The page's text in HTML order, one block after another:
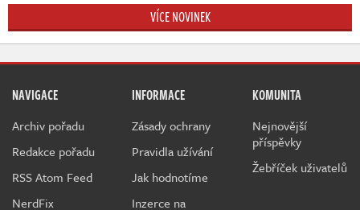
VÍCE NOVINEK
NAVIGACE
Archiv pořadu
Redakce pořadu
RSS Atom Feed
NerdFix
INFORMACE
Zásady ochrany
Pravidla užívání
Jak hodnotíme
Inzerce na
KOMUNITA
Nejnovější
příspěvky
Žebříček uživatelů